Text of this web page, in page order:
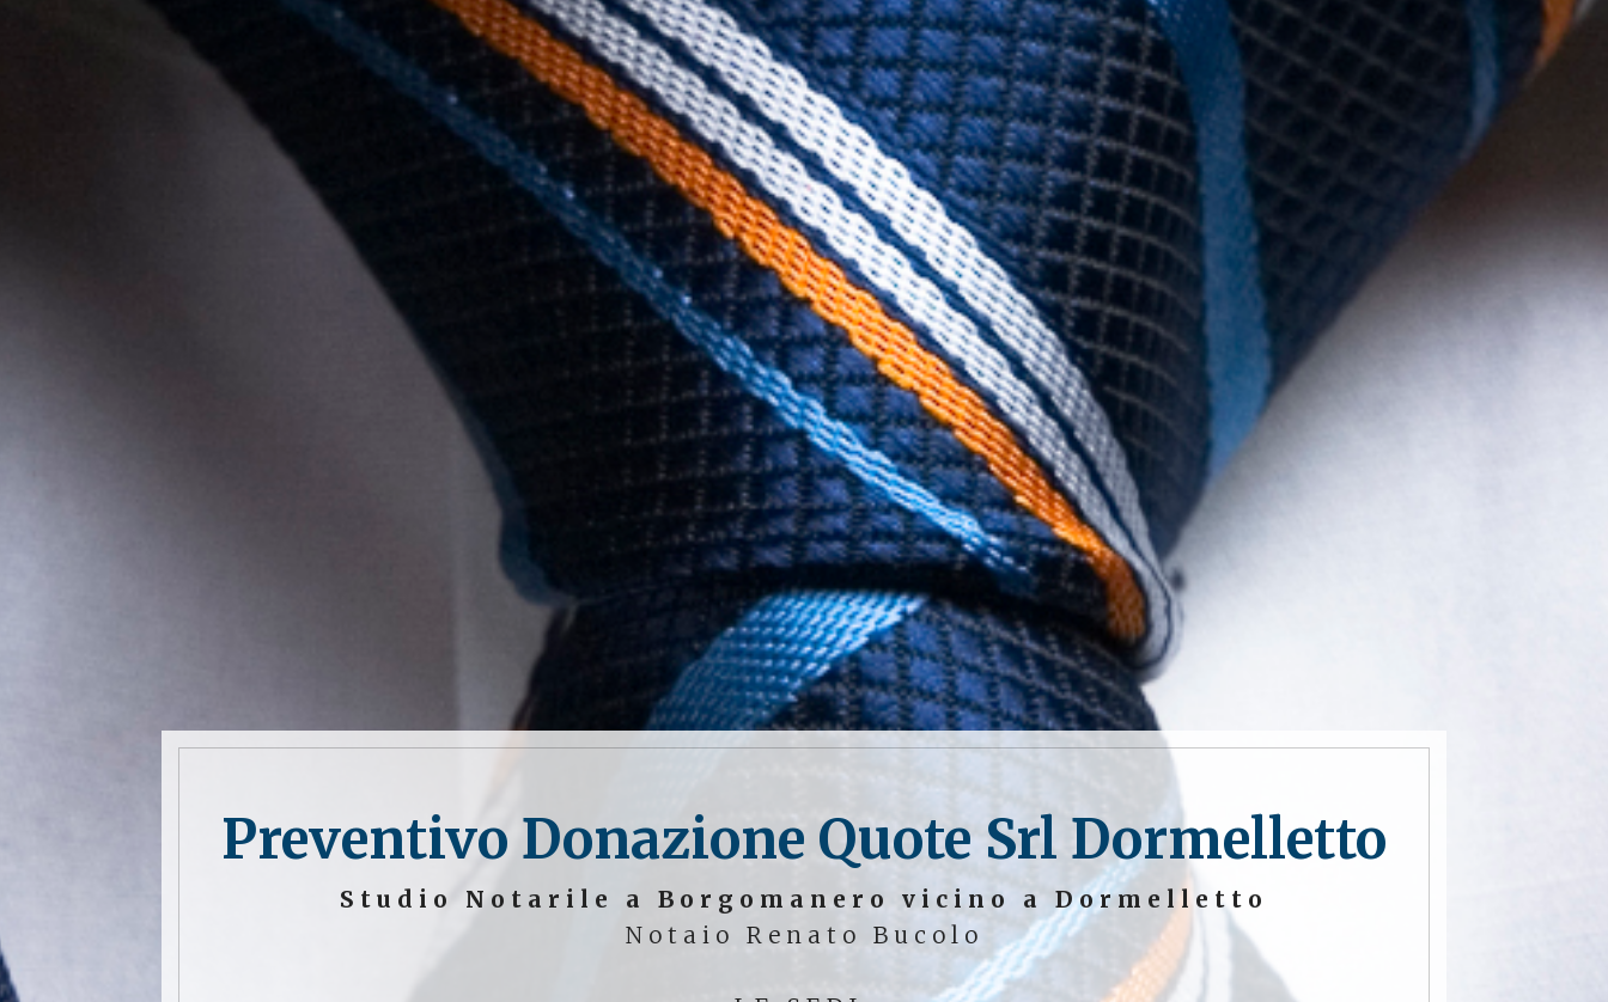
Preventivo Donazione Quote Srl Dormelletto
Studio Notarile a Borgomanero vicino a Dormelletto
Notaio Renato Bucolo